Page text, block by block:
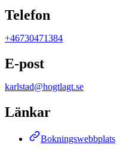
Telefon
+46730471384
E-post
karlstad@hogtlagt.se
Länkar
Bokningswebbplats